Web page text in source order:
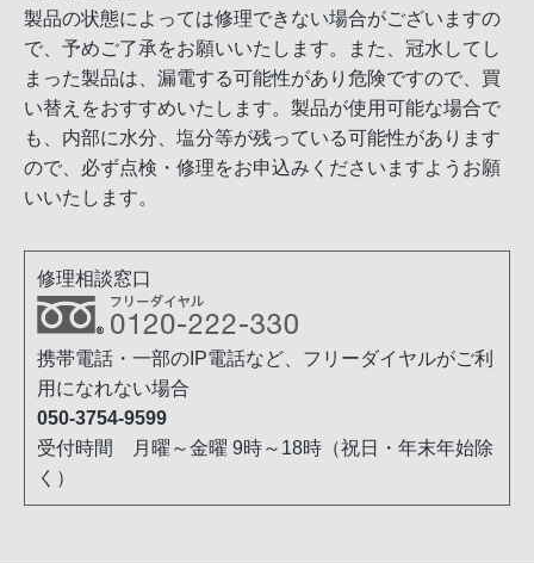
製品の状態によっては修理できない場合がございますの
で、予めご了承をお願いいたします。また、冠水してし
まった製品は、漏電する可能性があり危険ですので、買
い替えをおすすめいたします。製品が使用可能な場合で
も、内部に水分、塩分等が残っている可能性があります
ので、必ず点検・修理をお申込みくださいますようお願
いいたします。
修理相談窓口
携帯電話・一部のIP電話など、フリーダイヤルがご利
用になれない場合
050-3754-9599
受付時間 月曜～金曜 9時～18時（祝日・年末年始除
く）